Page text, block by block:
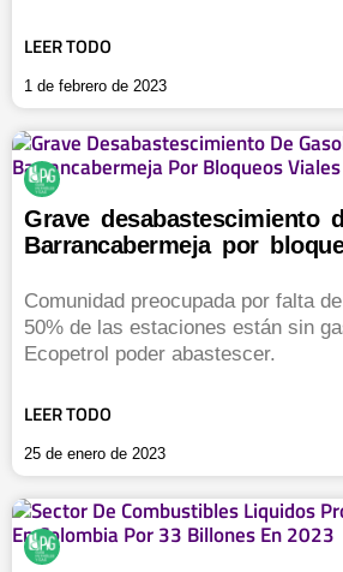
LEER TODO
1 de febrero de 2023
Grave desabastescimiento
Barrancabermeja por
Comunidad preocupada por falta
50% de las estaciones están sin
Ecopetrol poder abastescer.
LEER TODO
25 de enero de 2023